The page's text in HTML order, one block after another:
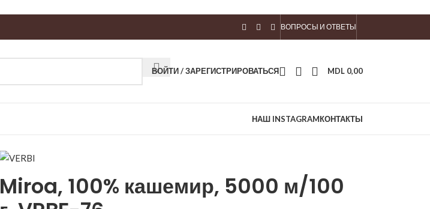
ВОПРОСЫ И ОТВЕТЫ
ВОЙТИ / ЗАРЕГИСТРИРОВАТЬСЯ MDL 0,00
НАШ INSTAGRAMКОНТАКТЫ
Miroa, 100% кашемир, 5000 м/100